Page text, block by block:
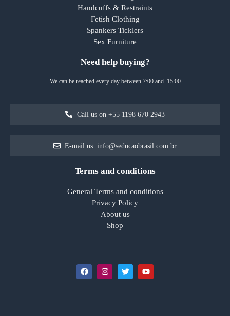
Handcuffs & Restraints
Fetish Clothing
Spankers Ticklers
Sex Furniture
Need help buying?
We can be reached every day between 7:00 and 15:00
Call us on +55 1198 670 2943
E-mail us: info@seducaobrasil.com.br
Terms and conditions
General Terms and conditions
Privacy Policy
About us
Shop